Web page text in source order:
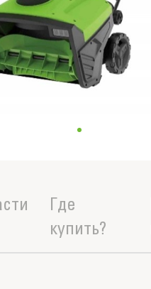
Где
купить?